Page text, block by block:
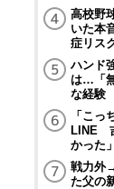
高校野
いた本
症リス
ハンド
は…「
な経験
「こっ
LINE
かった
戦力外
た父の